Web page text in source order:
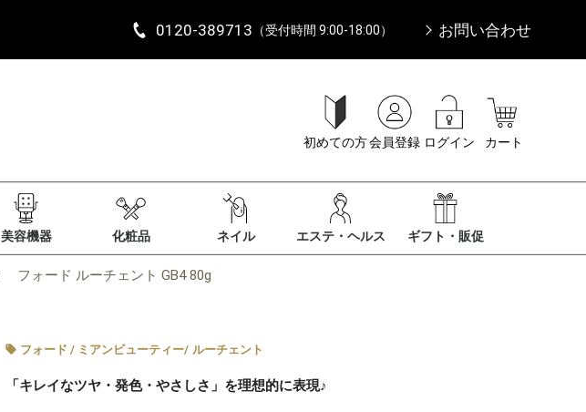
0120-389713 （受付時間 9:00-18:00） お問い合わせ
初めての方会員登録 ログイン カート
美容機器 化粧品 ネイル エステ・ヘルス ギフト・販促
フォード ルーチェント GB4 80g
フォード / ミアンビューティー/ ルーチェント
「キレイなツヤ・発色・やさしさ」を理想的に表現♪